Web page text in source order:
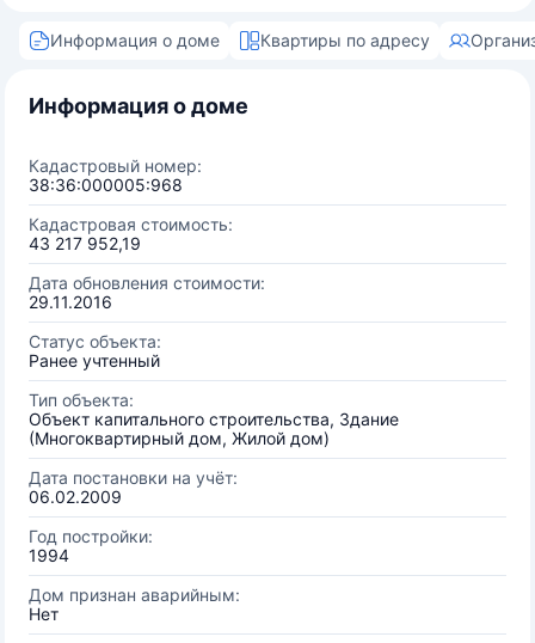
Информация о доме Квартиры по адресу
Информация о доме
Кадастровый номер:
38:36:000005:968
Кадастровая стоимость:
43 217 952,19
Дата обновления стоимости:
29.11.2016
Статус объекта:
Ранее учтенный
Тип объекта:
Объект капитального строительства, Здание
(Многоквартирный дом, Жилой дом)
Дата постановки на учёт:
06.02.2009
Год постройки:
1994
Дом признан аварийным:
Нет